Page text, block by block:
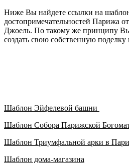
Ниже Вы найдете ссылки на
достопримечательностей Парижа
Джоель. По такому же принципу
создать свою собственную поделку
Шаблон Эйфелевой башни
Шаблон Собора Парижской
Шаблон Триумфальной арки в
Шаблон дома-магазина